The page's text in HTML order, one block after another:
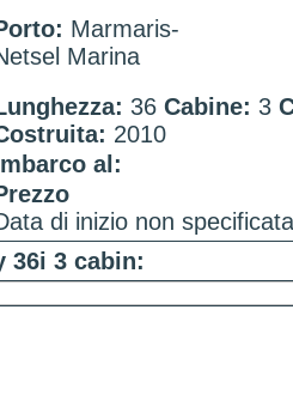
Marmaris-
Marina
36 Cabine: 3
2010
al:
di inizio non
36i 3 cabin: